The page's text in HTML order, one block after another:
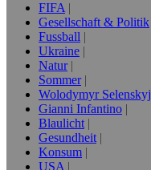
FIFA
Gesellschaft & Politik
Fussball
Ukraine
Natur
Sommer
Wolodymyr Selenskyj
Gianni Infantino
Blaulicht
Gesundheit
Konsum
USA